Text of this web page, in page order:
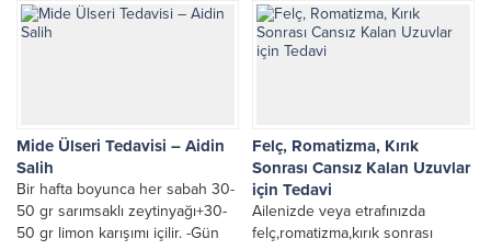
bilir. Bunun nedeni ise bu yağın,
son yıllarda...
kasların...
Mide Ülseri Tedavisi – Aidin
Salih
Bir hafta boyunca her sabah 30-
50 gr sarımsaklı zeytinyağı+30-
50 gr limon karışımı içilir. -Gün
Felç, Romatizma, Kırık
Sonrası Cansız Kalan Uzuvlar
için Tedavi
Ailenizde veya etrafınızda
felç,romatizma,kırık sonrası